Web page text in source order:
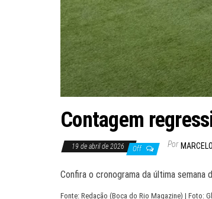
Contagem
19 de abril de 2026 Off Por
Confira o cronograma da última
Fonte: Redação (Boca do Rio Magazine) | Foto: